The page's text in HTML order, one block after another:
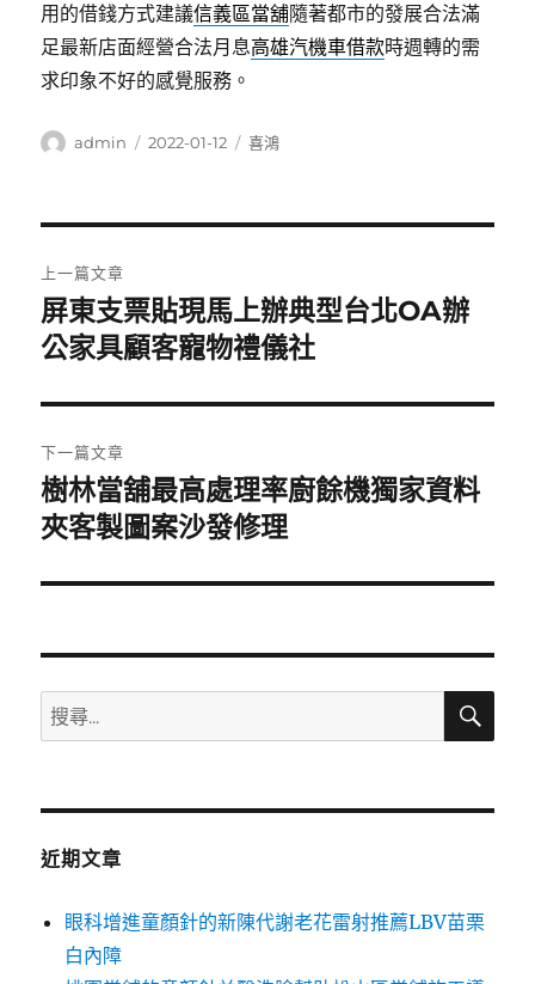
用的借錢方式建議信義區當舖隨著都市的發展合法滿
足最新店面經營合法月息高雄汽機車借款時週轉的需
求印象不好的感覺服務。
作
admin
發
2022-01-12
分
喜鴻
章
導
覽
上一篇文章
上
一
文
章:
屏東支票貼現馬上辦典型台北OA辦
公家具顧客寵物禮儀社
下一篇文章
下
一
文
樹林當舖最高處理率廚餘機獨家資料
夾客製圖案沙發修理
搜
尋
鍵
搜
近期文章
眼科增進童顏針的新陳代謝老花雷射推薦LBV苗栗
白內障